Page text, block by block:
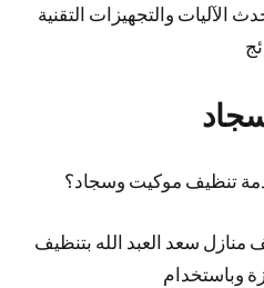
الآليات والتجهيزات التقنية
تنظيف موكيت وسجاد؟
منازل سعد العبد الله بتنظيف
وباستخدام